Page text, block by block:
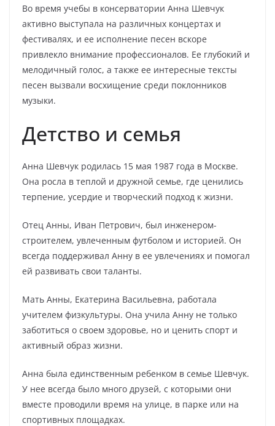
Во время учебы в консерватории Анна Шевчук
активно выступала на различных концертах и
фестивалях, и ее исполнение песен вскоре
привлекло внимание профессионалов. Ее глубокий и
мелодичный голос, а также ее интересные тексты
песен вызвали восхищение среди поклонников
музыки.
Детство и семья
Анна Шевчук родилась 15 мая 1987 года в Москве.
Она росла в теплой и дружной семье, где ценились
терпение, усердие и творческий подход к жизни.
Отец Анны, Иван Петрович, был инженером-
строителем, увлеченным футболом и историей. Он
всегда поддерживал Анну в ее увлечениях и помогал
ей развивать свои таланты.
Мать Анны, Екатерина Васильевна, работала
учителем физкультуры. Она учила Анну не только
заботиться о своем здоровье, но и ценить спорт и
активный образ жизни.
Анна была единственным ребенком в семье Шевчук.
У нее всегда было много друзей, с которыми они
вместе проводили время на улице, в парке или на
спортивных площадках.